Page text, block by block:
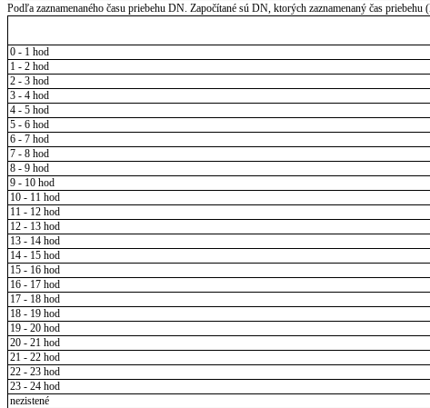
Podľa zaznamenaného času priebehu DN. Započítané sú DN, ktorých zaznamenaný čas
0 - 1 hod
1 - 2 hod
2 - 3 hod
3 - 4 hod
4 - 5 hod
5 - 6 hod
6 - 7 hod
7 - 8 hod
8 - 9 hod
9 - 10 hod
10 - 11 hod
11 - 12 hod
12 - 13 hod
13 - 14 hod
14 - 15 hod
15 - 16 hod
16 - 17 hod
17 - 18 hod
18 - 19 hod
19 - 20 hod
20 - 21 hod
21 - 22 hod
22 - 23 hod
23 - 24 hod
nezistené